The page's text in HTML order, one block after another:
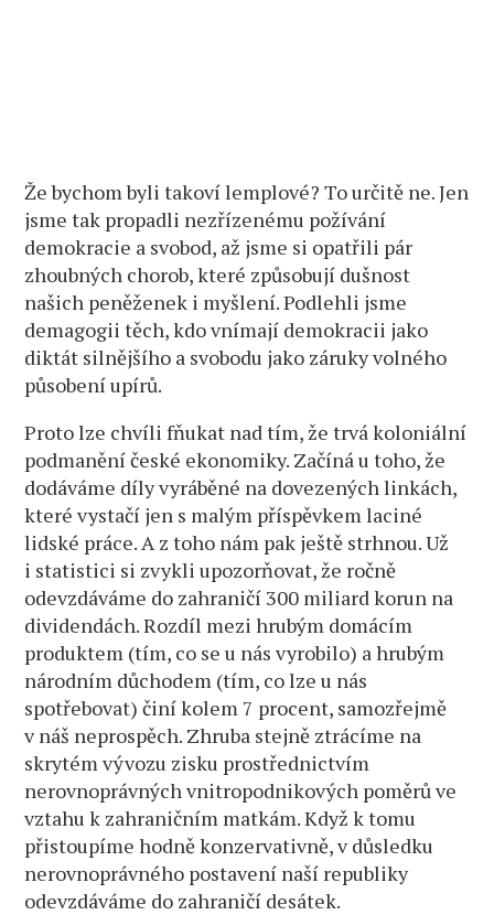
Že bychom byli takoví lemplové? To určitě ne. Jen
jsme tak propadli nezřízenému požívání
demokracie a svobod, až jsme si opatřili pár
zhoubných chorob, které způsobují dušnost
našich peněženek i myšlení. Podlehli jsme
demagogii těch, kdo vnímají demokracii jako
diktát silnějšího a svobodu jako záruky volného
působení upírů.
Proto lze chvíli fňukat nad tím, že trvá koloniální
podmanění české ekonomiky. Začíná u toho, že
dodáváme díly vyráběné na dovezených linkách,
které vystačí jen s malým příspěvkem laciné
lidské práce. A z toho nám pak ještě strhnou. Už
i statistici si zvykli upozorňovat, že ročně
odevzdáváme do zahraničí 300 miliard korun na
dividendách. Rozdíl mezi hrubým domácím
produktem (tím, co se u nás vyrobilo) a hrubým
národním důchodem (tím, co lze u nás
spotřebovat) činí kolem 7 procent, samozřejmě
v náš neprospěch. Zhruba stejně ztrácíme na
skrytém vývozu zisku prostřednictvím
nerovnoprávných vnitropodnikových poměrů ve
vztahu k zahraničním matkám. Když k tomu
přistoupíme hodně konzervativně, v důsledku
nerovnoprávného postavení naší republiky
odevzdáváme do zahraničí desátek.